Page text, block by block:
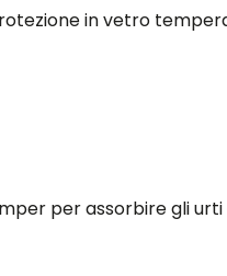
in vetro
per assorbire gli